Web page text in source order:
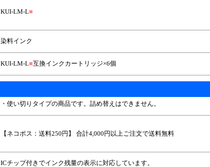
KUI-LM-L■
染料インク
KUI-LM-L■互換インクカートリッジ×6個
・使い切りタイプの商品です。詰め替えはできません。
【ネコポス：送料250円】 合計4,000円以上ご注文で送料無料
ICチップ付きでインク残量の表示に対応しています。